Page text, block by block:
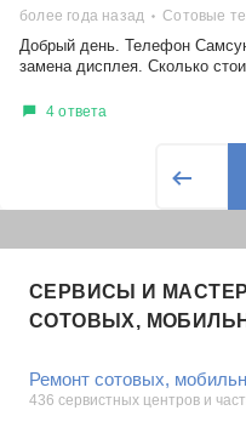
более года назад Сотовые
Добрый день. Телефон
замена дисплея. Сколько
4 ответа
СЕРВИСЫ И
СОТОВЫХ,
Ремонт сотовых,
436 сервистных центров и